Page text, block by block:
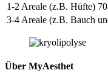
1-2 Areale (z.B. Hüfte)
3-4 Areale (z.B. Bauch
Über MyAesthet